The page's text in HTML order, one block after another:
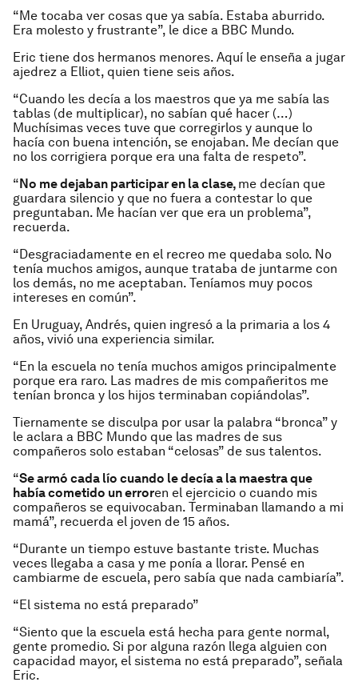
“Me tocaba ver cosas que ya sabía. Estaba aburrido.
Era molesto y frustrante”, le dice a BBC Mundo.
Eric tiene dos hermanos menores. Aquí le enseña a jugar
ajedrez a Elliot, quien tiene seis años.
“Cuando les decía a los maestros que ya me sabía las
tablas (de multiplicar), no sabían qué hacer (…)
Muchísimas veces tuve que corregirlos y aunque lo
hacía con buena intención, se enojaban. Me decían que
no los corrigiera porque era una falta de respeto”.
“No me dejaban participar en la clase, me decían que
guardara silencio y que no fuera a contestar lo que
preguntaban. Me hacían ver que era un problema”,
recuerda.
“Desgraciadamente en el recreo me quedaba solo. No
tenía muchos amigos, aunque trataba de juntarme con
los demás, no me aceptaban. Teníamos muy pocos
intereses en común”.
En Uruguay, Andrés, quien ingresó a la primaria a los 4
años, vivió una experiencia similar.
“En la escuela no tenía muchos amigos principalmente
porque era raro. Las madres de mis compañeritos me
tenían bronca y los hijos terminaban copiándolas”.
Tiernamente se disculpa por usar la palabra “bronca” y
le aclara a BBC Mundo que las madres de sus
compañeros solo estaban “celosas” de sus talentos.
“Se armó cada lío cuando le decía a la maestra que
había cometido un erroren el ejercicio o cuando mis
compañeros se equivocaban. Terminaban llamando a mi
mamá”, recuerda el joven de 15 años.
“Durante un tiempo estuve bastante triste. Muchas
veces llegaba a casa y me ponía a llorar. Pensé en
cambiarme de escuela, pero sabía que nada cambiaría”.
“El sistema no está preparado”
“Siento que la escuela está hecha para gente normal,
gente promedio. Si por alguna razón llega alguien con
capacidad mayor, el sistema no está preparado”, señala
Eric.